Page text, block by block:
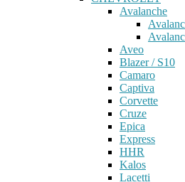
Avalanche
Aveo
Blazer / S10
Camaro
Captiva
Corvette
Cruze
Epica
Express
HHR
Kalos
Lacetti